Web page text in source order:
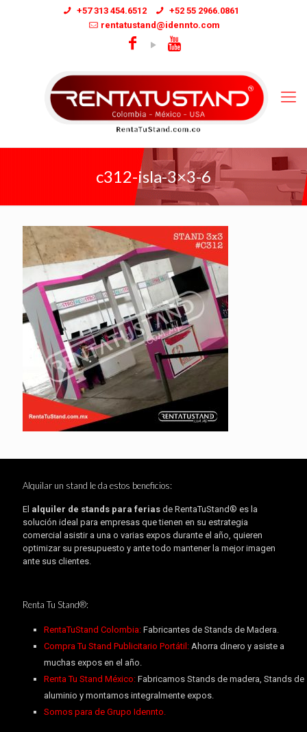
+57 313 454.6512
+52 55 2966.0861
rentatustand@idennto.com
c312-isla-3×3-6
Alquilar un stand le da estos beneficios:
El alquiler de stands para ferias de RentaTuStand® es la
solución ideal para empresas que tienen en su estrategia
comercial asistir a una o varias expos durante el año, quieren
optimizar su presupuesto y ante todo mantener la mejor imagen
ante sus clientes.
Renta Tu Stand®:
RentaTuStand Colombia: Fabricantes de Stands de Madera.
Compra Tu Stand Publicitario Portátil:Ahorra dinero y asiste a
muchas expos en el año.
Renta Tu Stand México:Fabricamos Stands de madera, Stands de
aluminio y montamos integralmente expos.
Somos para de Grupo Idennto.